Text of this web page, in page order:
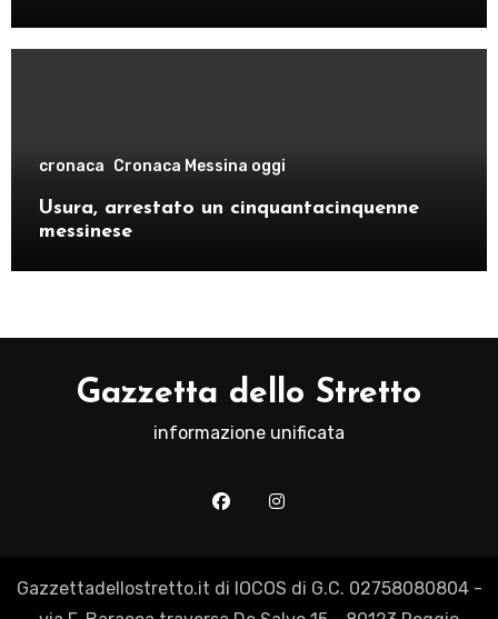
cronaca Cronaca Messina oggi
Usura, arrestato un cinquantacinquenne
messinese
Gazzetta dello Stretto
informazione unificata
Gazzettadellostretto.it di IOCOS di G.C. 02758080804 -